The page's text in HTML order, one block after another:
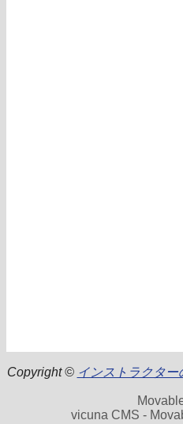
Copyright © インストラクター
vicuna CMS -